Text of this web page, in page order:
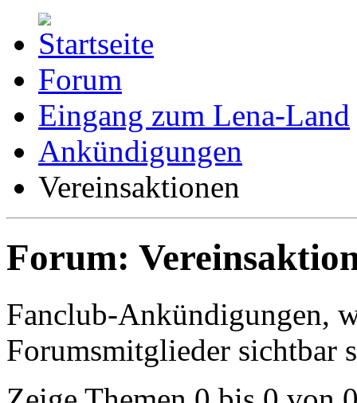
Forum
Eingang zum Lena-Land
Ankündigungen
Vereinsaktionen
Forum:
Fanclub-Ankündigungen,
Forumsmitglieder sichtbar